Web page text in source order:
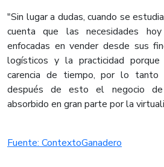
"Sin lugar a dudas, cuando se
cuenta que las necesidades
enfocadas en vender desde sus
logísticos y la practicidad
carencia de tiempo, por lo tanto
después de esto el negocio de
absorbido en gran parte por la
Fuente: ContextoGanadero